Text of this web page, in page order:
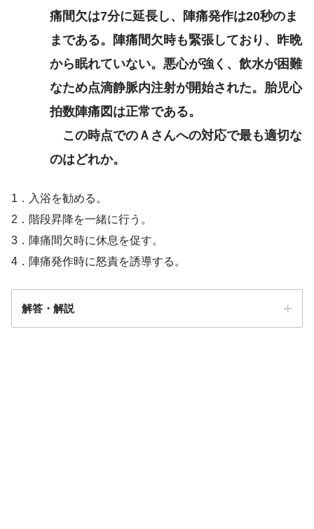
痛間欠は7分に延長し、陣痛発作は20秒のま
まである。陣痛間欠時も緊張しており、昨晩
から眠れていない。悪心が強く、飲水が困難
なため点滴静脈内注射が開始された。胎児心
拍数陣痛図は正常である。
この時点でのＡさんへの対応で最も適切な
のはどれか。
1．入浴を勧める。
2．階段昇降を一緒に行う。
3．陣痛間欠時に休息を促す。
4．陣痛発作時に怒責を誘導する。
解答・解説